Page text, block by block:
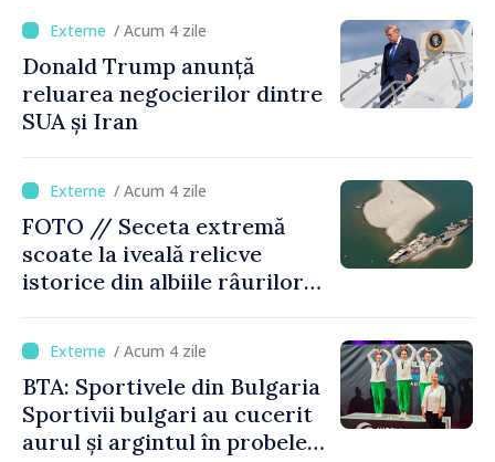
acoperit în proporție de
până la 44%/ Acum 4 zile
Donald Trump anunță
reluarea negocierilor dintre
SUA și Iran
/ Acum 4 zile
FOTO // Seceta extremă
scoate la iveală relicve
istorice din albiile râurilor
/ Acum 4 zile
BTA: Sportivele din Bulgaria
Sportivii bulgari au cucerit
aurul și argintul în probele